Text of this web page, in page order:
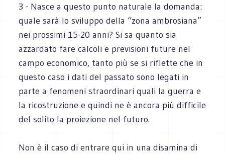
3 - Nasce a questo punto naturale la domanda:
quale sarà lo sviluppo della “zona ambrosiana”
nei prossimi 15-20 anni? Si sa quanto sia
azzardato fare calcoli e previsioni future nel
campo economico, tanto più se si riflette che in
questo caso i dati del passato sono legati in
parte a fenomeni straordinari quali la guerra e
la ricostruzione e quindi ne è ancora più difficile
del solito la proiezione nel futuro.
Non è il caso di entrare qui in una disamina di